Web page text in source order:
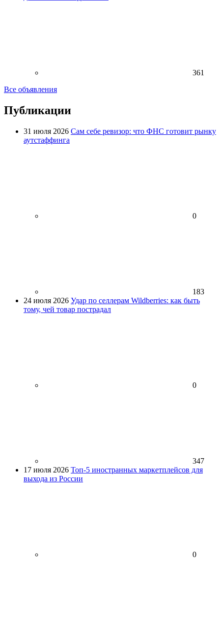
361
Все объявления
Публикации
31 июля 2026 Сам себе ревизор: что ФНС готовит рынку
аутстаффинга
0
183
24 июля 2026 Удар по селлерам Wildberries: как быть
тому, чей товар пострадал
0
347
17 июля 2026 Топ-5 иностранных маркетплейсов для
выхода из России
0